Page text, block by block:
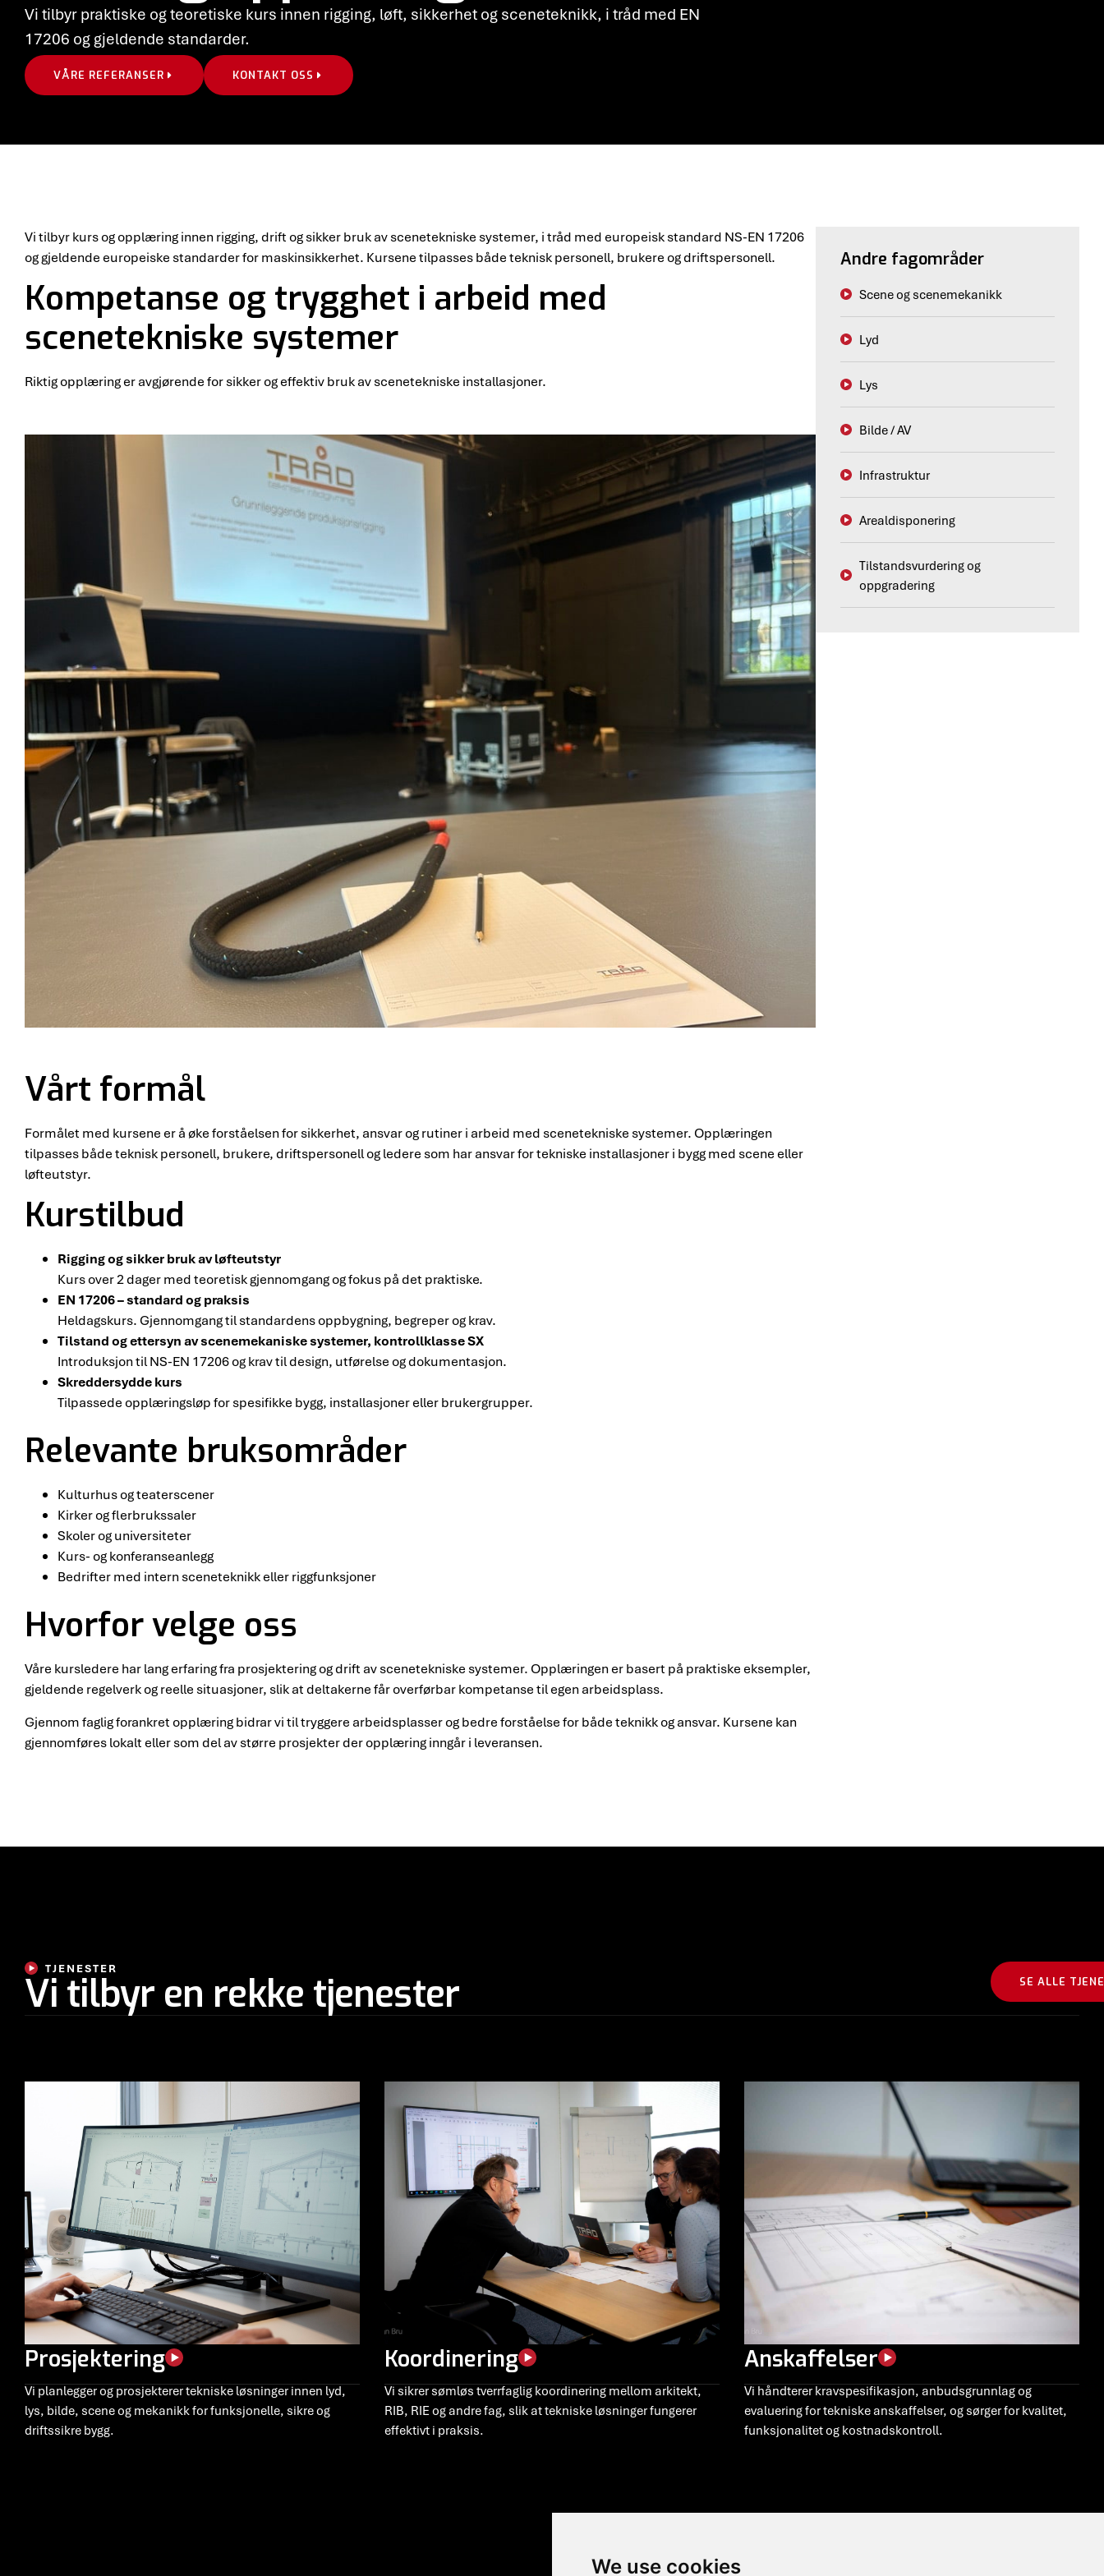
We use cookies
Vi tilbyr praktiske og teoretiske kurs innen rigging, løft, sikkerhet og sceneteknikk, i tråd med EN
17206 og gjeldende standarder.
VÅRE REFERANSER KONTAKT OSS
Vi tilbyr kurs og opplæring innen rigging, drift og sikker bruk av scenetekniske systemer, i tråd med europeisk standard NS-EN 17206
og gjeldende europeiske standarder for maskinsikkerhet. Kursene tilpasses både teknisk personell, brukere og driftspersonell.
Kompetanse og trygghet i arbeid med
scenetekniske systemer
Riktig opplæring er avgjørende for sikker og effektiv bruk av scenetekniske installasjoner.
Vårt formål
Formålet med kursene er å øke forståelsen for sikkerhet, ansvar og rutiner i arbeid med scenetekniske systemer. Opplæringen
tilpasses både teknisk personell, brukere, driftspersonell og ledere som har ansvar for tekniske installasjoner i bygg med scene eller
løfteutstyr.
Kurstilbud
Rigging og sikker bruk av løfteutstyr
Kurs over 2 dager med teoretisk gjennomgang og fokus på det praktiske.
EN 17206 – standard og praksis
Heldagskurs. Gjennomgang til standardens oppbygning, begreper og krav.
Tilstand og ettersyn av scenemekaniske systemer, kontrollklasse SX
Introduksjon til NS-EN 17206 og krav til design, utførelse og dokumentasjon.
Skreddersydde kurs
Tilpassede opplæringsløp for spesifikke bygg, installasjoner eller brukergrupper.
Relevante bruksområder
Kulturhus og teaterscener
Kirker og flerbrukssaler
Skoler og universiteter
Kurs- og konferanseanlegg
Bedrifter med intern sceneteknikk eller riggfunksjoner
Hvorfor velge oss
Våre kursledere har lang erfaring fra prosjektering og drift av scenetekniske systemer. Opplæringen er basert på praktiske eksempler,
gjeldende regelverk og reelle situasjoner, slik at deltakerne får overførbar kompetanse til egen arbeidsplass.
Gjennom faglig forankret opplæring bidrar vi til tryggere arbeidsplasser og bedre forståelse for både teknikk og ansvar. Kursene kan
gjennomføres lokalt eller som del av større prosjekter der opplæring inngår i leveransen.
Andre fagområder
Scene og scenemekanikk
Lyd
Lys
Bilde / AV
Infrastruktur
Arealdisponering
Tilstandsvurdering og
oppgradering
TJENESTER
Vi tilbyr en rekke tjenester SE ALLE
Prosjektering
Vi planlegger og prosjekterer tekniske løsninger innen lyd,
lys, bilde, scene og mekanikk for funksjonelle, sikre og
driftssikre bygg.
Koordinering
Vi sikrer sømløs tverrfaglig koordinering mellom arkitekt,
RIB, RIE og andre fag, slik at tekniske løsninger fungerer
effektivt i praksis.
Anskaffelser
Vi håndterer kravspesifikasjon, anbudsgrunnlag og
evaluering for tekniske anskaffelser, og sørger for kvalitet,
funksjonalitet og kostnadskontroll.